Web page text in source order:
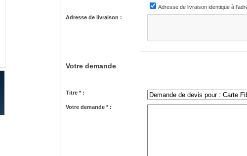
Adresse de livraison identique à
Adresse de livraison :
Votre demande
Titre * :
Votre demande * :